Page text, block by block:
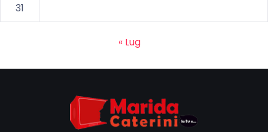
31
« Lug